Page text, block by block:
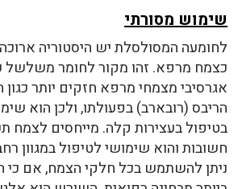
שימוש מסורתי
לחומעה המסולסלת יש היסטוריה
כצמח מרפא. זהו מקור לחומר משלשל
אגרסיבי מצמחי מרפא חזקים יותר
הריבס (רובארב) בפעולתו, ולכן הוא
בטיפול בעצירות קלה. מייחסים לצמח
חשובות והוא שימושי לטיפול במגוון
ניתן להשתמש בכל חלקי הצמח, אם כי